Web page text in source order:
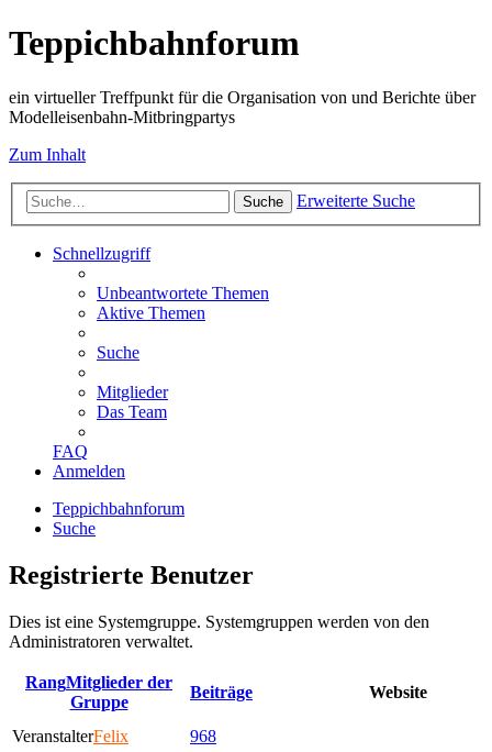
Teppichbahnforum
ein virtueller Treffpunkt für die Organisation von und Berichte über
Modelleisenbahn-Mitbringpartys
Zum Inhalt
Suche Erweiterte Suche
Schnellzugriff
Unbeantwortete Themen
Aktive Themen
Suche
Mitglieder
Das Team
FAQ
Anmelden
Teppichbahnforum
Suche
Registrierte Benutzer
Dies ist eine Systemgruppe. Systemgruppen werden von den
Administratoren verwaltet.
RangMitglieder der
Gruppe
Beiträge Website
VeranstalterFelix 968